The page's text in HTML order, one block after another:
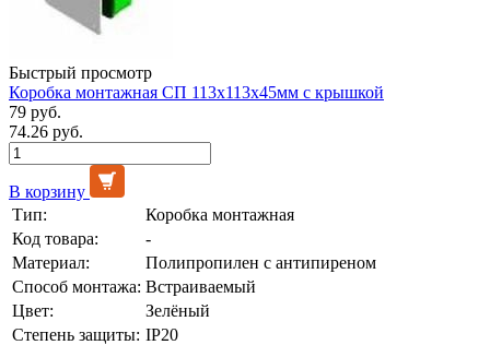
Быстрый просмотр
Коробка монтажная СП 113х113х45мм с крышкой
79 руб.
74.26 руб.
В корзину
Тип:
Коробка монтажная
Код товара:
-
Материал:
Полипропилен с антипиреном
Способ монтажа: Встраиваемый
Цвет:
Зелёный
Степень защиты: IP20